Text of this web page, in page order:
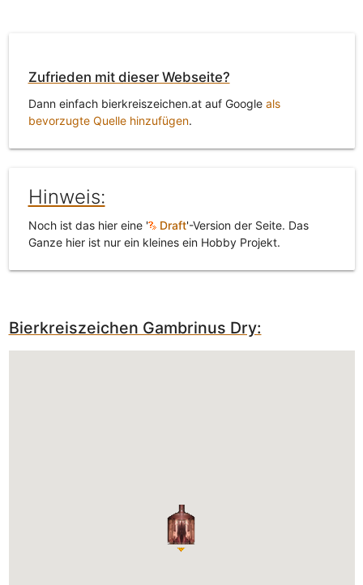
Zufrieden mit dieser Webseite?
Dann einfach bierkreiszeichen.at auf Google als
bevorzugte Quelle hinzufügen.
Hinweis:
Noch ist das hier eine ' Draft'-Version der Seite. Das
Ganze hier ist nur ein kleines ein Hobby Projekt.
Bierkreiszeichen Gambrinus Dry: